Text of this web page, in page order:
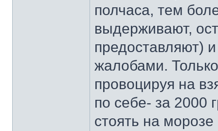
полчаса, тем
выдерживают,
предоставляют)
жалобами.
провоцируя на
по себе- за 2000
стоять на